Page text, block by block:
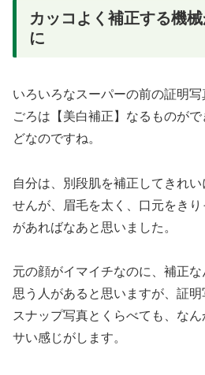
カッコよく補正する機
に
いろいろなスーパーの前の証明
ごろは【美白補正】なるものが
どなのですね。
自分は、別段肌を補正してきれ
せんが、眉毛を太く、口元をき
があればなあと思いました。
元の顔がイマイチなのに、補正
思う人があると思いますが、証
スナップ写真とくらべても、な
サい感じがします。